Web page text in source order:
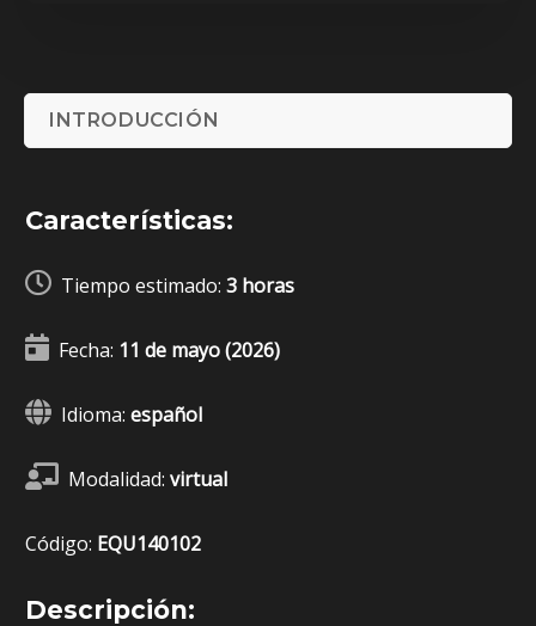
INTRODUCCIÓN
Características:
Tiempo estimado: 3 horas
Fecha: 11 de mayo (2026)
Idioma: español
Modalidad: virtual
Código: EQU140102
Descripción: